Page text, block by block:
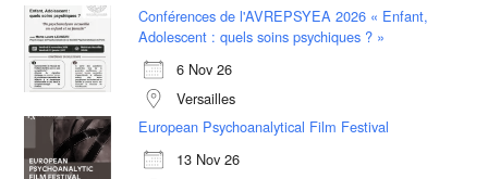
Conférences de l'AVREPSYEA 2026 « Enfant,
Adolescent : quels soins psychiques ? »
6 Nov 26
Versailles
European Psychoanalytical Film Festival
13 Nov 26